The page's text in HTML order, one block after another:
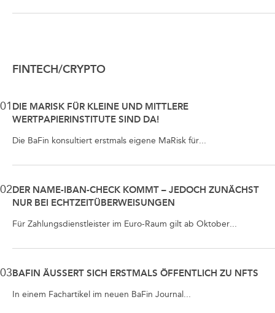
FINTECH/CRYPTO
01 DIE MARISK FÜR KLEINE UND MITTLERE
WERTPAPIERINSTITUTE SIND DA!
Die BaFin konsultiert erstmals eigene MaRisk für...
02DER NAME-IBAN-CHECK KOMMT – JEDOCH ZUNÄCHST
NUR BEI ECHTZEITÜBERWEISUNGEN
Für Zahlungsdienstleister im Euro-Raum gilt ab Oktober...
03BAFIN ÄUSSERT SICH ERSTMALS ÖFFENTLICH ZU NFTS
In einem Fachartikel im neuen BaFin Journal...